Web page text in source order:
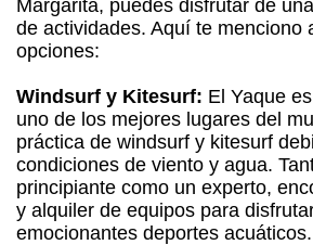
Margarita, puedes disfrutar de
de actividades. Aquí te menciono
opciones:
Windsurf y Kitesurf: El Yaque
uno de los mejores lugares del
práctica de windsurf y kitesurf
condiciones de viento y agua.
principiante como un experto,
y alquiler de equipos para
emocionantes deportes acuáticos.